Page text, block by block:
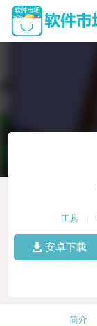
工具
安卓下载
简介